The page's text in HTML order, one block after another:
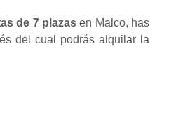
de 7 plazasen Malco, has
del cual podrás alquilar la